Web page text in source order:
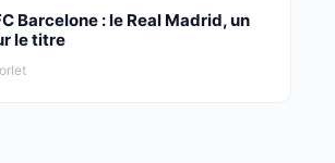
Barcelone : le Real Madrid, un
le titre